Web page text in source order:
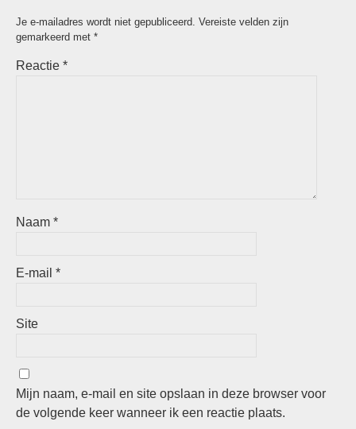
Je e-mailadres wordt niet gepubliceerd. Vereiste velden zijn
gemarkeerd met *
Reactie *
Naam *
E-mail *
Site
Mijn naam, e-mail en site opslaan in deze browser voor
de volgende keer wanneer ik een reactie plaats.